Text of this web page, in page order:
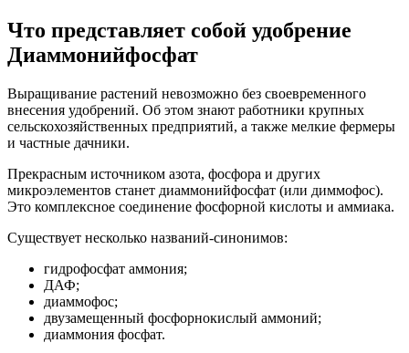
Что представляет собой удобрение
Диаммонийфосфат
Выращивание растений невозможно без своевременного
внесения удобрений. Об этом знают работники крупных
сельскохозяйственных предприятий, а также мелкие фермеры
и частные дачники.
Прекрасным источником азота, фосфора и других
микроэлементов станет диаммонийфосфат (или диммофос).
Это комплексное соединение фосфорной кислоты и аммиака.
Существует несколько названий-синонимов:
гидрофосфат аммония;
ДАФ;
диаммофос;
двузамещенный фосфорнокислый аммоний;
диаммония фосфат.